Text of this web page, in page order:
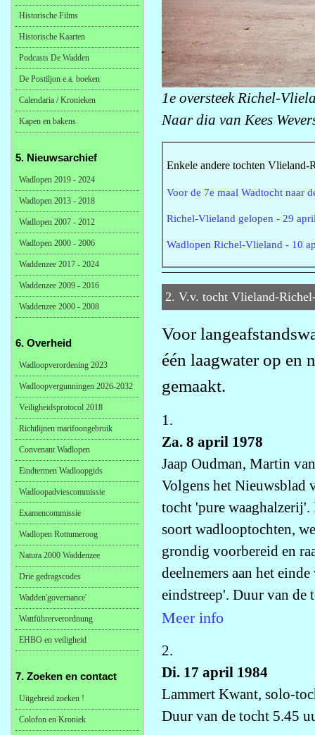
1e oversteek Richel-
Naar dia van Kees
Enkele andere tochten
Voor de 7e maal Wadtocht naar
Richel-Vlieland gelopen - 29
Wadlopen Richel-Vlieland - 10
2. V.v. tocht Vlieland-
Voor
één laagwater op en
gemaakt.
1.
Za. 8 april 1978
Jaap Oudman, Martin
Volgens het
tocht 'pure
soort wadlooptochten,
grondig voorbereid en
deelnemers aan het
eindstreep'. Duur van de
Meer info
2.
Di. 17 april 1984
Lammert Kwant, solo-
Duur van de tocht 5.45
Historische Films
Historische Kaarten
Podcasts De Wadden
De Postiljon e.a. boeken
Calendaria / Kronieken
Kapen en bakens
5. Nieuwsarchief
Wadlopen 2019 - 2024
Wadlopen 2013 - 2018
Wadlopen 2007 - 2012
Wadlopen 2000 - 2006
Waddenzee 2017 - 2024
Waddenzee 2009 - 2016
Waddenzee 2000 - 2008
6. Overheid
Wadloopverordening 2023
Wadloopvergunningen 2026-2032
Veiligheidsprotocol 2018
Richtlijnen marifoongebruik
Convenant Wadlopen
Eindtermen Wadloopgids
Wadloopadviescommissie
Examencommissie
Wadlopen Rottumeroog
Natura 2000 Waddenzee
Drie gedragscodes
Wadden'governance'
Wattführerverordnung
EHBO en veiligheid
7. Zoeken en contact
Uitgebreid zoeken !
Colofon en Kroniek